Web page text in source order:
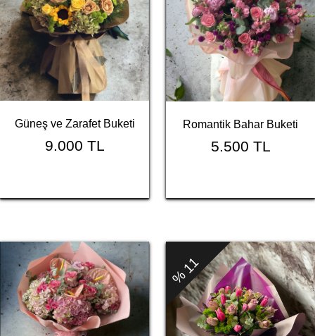
Güneş ve Zarafet Buketi
9.000 TL
Romantik Bahar Buketi
5.500 TL
% 11